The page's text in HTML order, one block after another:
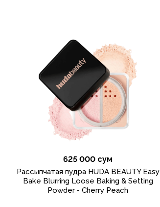
625 000 сум
Рассыпчатая пудра HUDA BEAUTY Easy
Bake Blurring Loose Baking & Setting
Powder - Cherry Peach